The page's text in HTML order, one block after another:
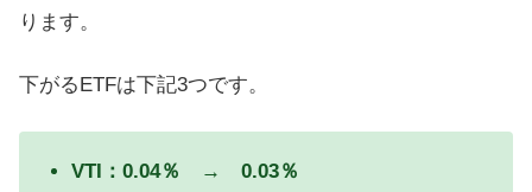
ります。
下がるETFは下記3つです。
VTI：0.04％ → 0.03％